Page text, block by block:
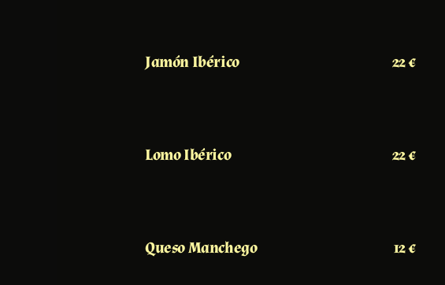
Jamón Ibérico 22 €
Lomo Ibérico 22 €
Queso Manchego 12 €